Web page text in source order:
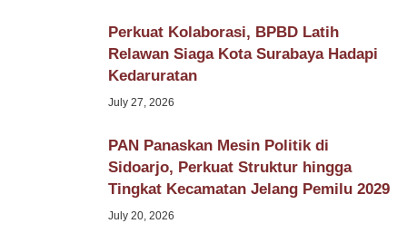
Perkuat Kolaborasi, BPBD Latih
Relawan Siaga Kota Surabaya Hadapi
Kedaruratan
July 27, 2026
PAN Panaskan Mesin Politik di
Sidoarjo, Perkuat Struktur hingga
Tingkat Kecamatan Jelang Pemilu 2029
July 20, 2026